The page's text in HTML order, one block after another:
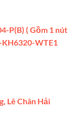
P(B) ( Gồm 1 nút
KH6320-WTE1
Lê Chân Hải